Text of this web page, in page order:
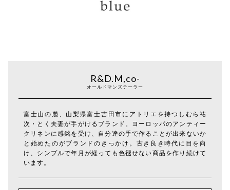
R&D.M,co-
オールドマンズテーラー
富士山の麓、山梨県富士吉田市にアトリエを持つしむら祐
次・とく夫妻が手がけるブランド。ヨーロッパのアンティー
クリネンに感銘を受け、自分達の手で作ることが出来ないか
と始めたのがブランドのきっかけ。古き良き時代に目を向
け、シンプルで年月が経っても色褪せない商品を作り続けて
います。